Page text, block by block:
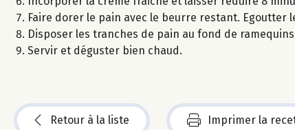
Faire dorer le pain avec le beurre restant.
Disposer les tranches de pain au fond de
Servir et déguster bien chaud.
Retour à la liste Imprimer la